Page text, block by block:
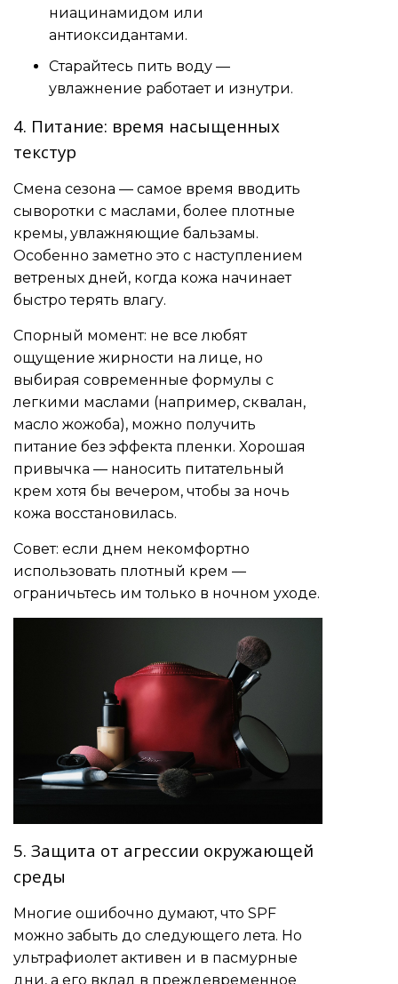
ниацинамидом или
антиоксидантами.
Старайтесь пить воду —
увлажнение работает и изнутри.
4. Питание: время насыщенных
текстур
Смена сезона — самое время вводить
сыворотки с маслами, более плотные
кремы, увлажняющие бальзамы.
Особенно заметно это с наступлением
ветреных дней, когда кожа начинает
быстро терять влагу.
Спорный момент: не все любят
ощущение жирности на лице, но
выбирая современные формулы с
легкими маслами (например, сквалан,
масло жожоба), можно получить
питание без эффекта пленки. Хорошая
привычка — наносить питательный
крем хотя бы вечером, чтобы за ночь
кожа восстановилась.
Совет: если днем некомфортно
использовать плотный крем —
ограничьтесь им только в ночном уходе.
5. Защита от агрессии окружающей
среды
Многие ошибочно думают, что SPF
можно забыть до следующего лета. Но
ультрафиолет активен и в пасмурные
дни, а его вклад в преждевременное